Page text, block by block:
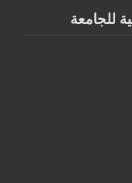
للجامعة